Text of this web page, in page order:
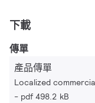
下載
傳單
產品傳單
Localized
pdf 498.2 kB